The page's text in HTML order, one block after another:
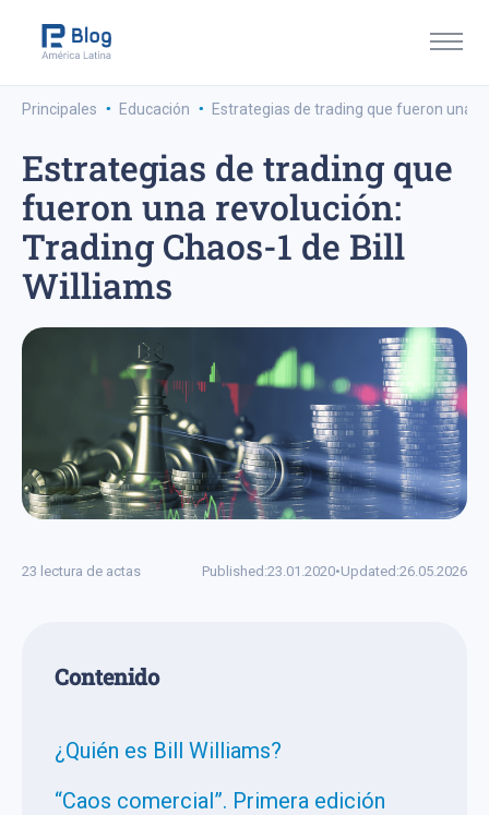
Principales · Educación · Estrategias de trading que fueron una
Estrategias de trading que
fueron una revolución:
Trading Chaos-1 de Bill
Williams
23 lectura de actas Published:23.01.2020•Updated:26.05.2026
Сontenido
¿Quién es Bill Williams?
“Caos comercial”. Primera edición